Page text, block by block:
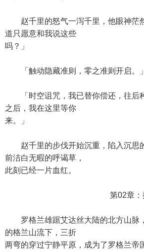
赵千里的怒气一泻千里，他眼神茫
道只愿意和我说这些
吗？」
「触动隐藏准则，零之准则开启。」
「时空诅咒，我已替你偿还，往后
之后，我在这里等你
来。」
赵千里的步伐开始沉重，陷入沉思
前洁白无暇的呼谒草，
此刻已经一片血红。
第02章：拂晓
罗格兰雄踞艾达丝大陆的北方山脉
的格兰山流下，三折
两弯的穿过宁静平原，成为了罗格兰帝